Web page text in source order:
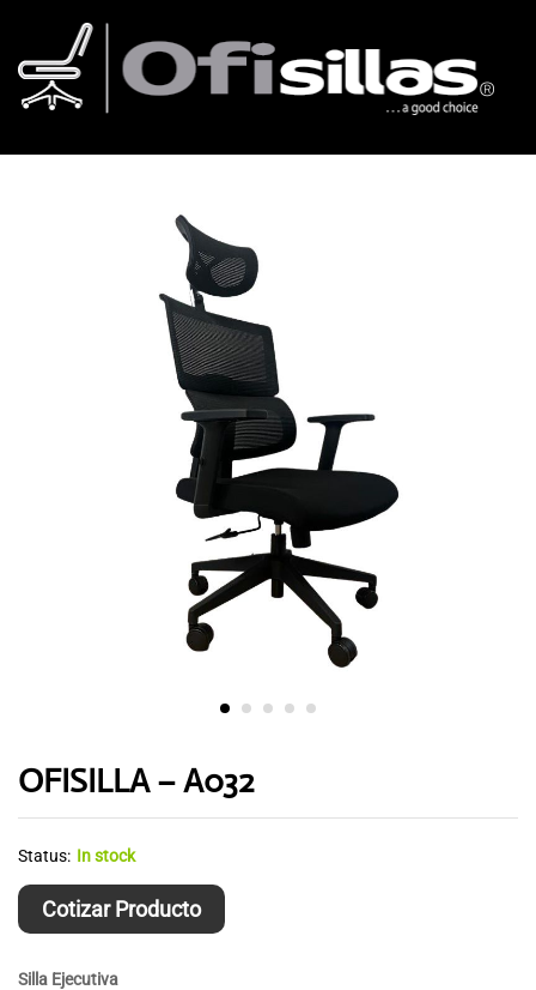
OFISILLA – A032
Status: In stock
Cotizar Producto
Silla Ejecutiva